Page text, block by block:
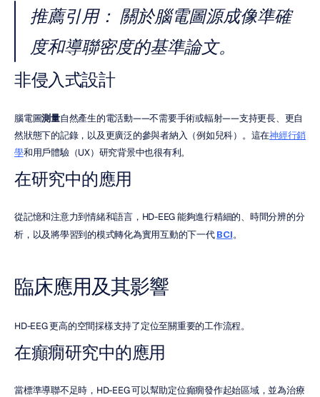
推薦引用： 關於腦電圖源成像準確
度和導聯密度的基準論文。
非侵入式設計
腦電圖測量自然產生的電活動——不需要手術或輻射——支持更長、更自
然狀態下的記錄，以及更廣泛的參與者納入（例如兒科）。這在神經行銷
學和用戶體驗（UX）研究背景中也很有利。
在研究中的應用
從記憶和注意力到情緒和語言，HD-EEG 能夠進行精細的、時間分辨的分
析，以及將學習到的模式轉化為實用互動的下一代 BCI。
臨床應用及其影響
HD-EEG 更高的空間採樣支持了定位至關重要的工作流程。
在癲癇研究中的應用
當標準導聯不足時，HD-EEG 可以幫助定位癲癇發作起始區域，並為治療